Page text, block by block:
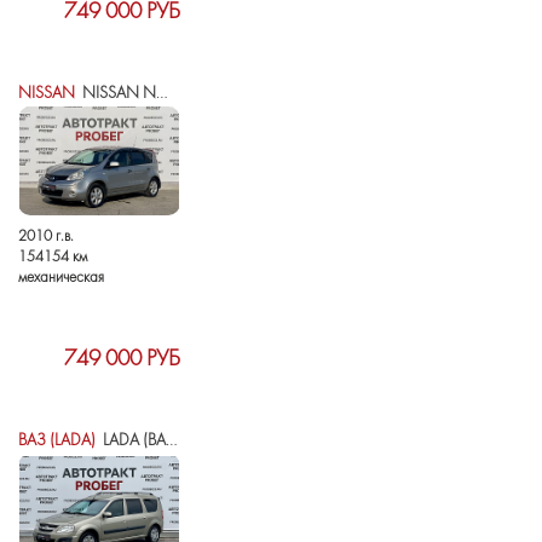
749 000 РУБ
NISSAN NISSAN NOTE I РЕСТАЙЛИНГ
2010 г.в.
154154 км
механическая
749 000 РУБ
ВАЗ (LADA) LADA (ВАЗ) LARGUS I